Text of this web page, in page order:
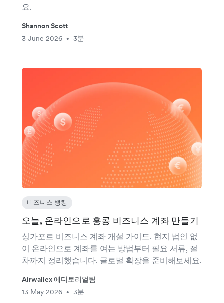
요.
Shannon Scott
3 June 2026
• 3분
비즈니스 뱅킹
오늘, 온라인으로 홍콩 비즈니스 계좌 만들기
싱가포르 비즈니스 계좌 개설 가이드. 현지 법인 없
이 온라인으로 계좌를 여는 방법부터 필요 서류, 절
차까지 정리했습니다. 글로벌 확장을 준비해보세요.
Airwallex 에디토리얼팀
13 May 2026
• 3분